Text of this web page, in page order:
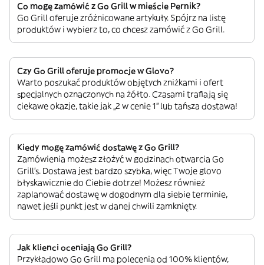
Co mogę zamówić z Go Grill w mieście Pernik?
Go Grill oferuje zróżnicowane artykuły. Spójrz na listę
produktów i wybierz to, co chcesz zamówić z Go Grill.
Czy Go Grill oferuje promocje w Glovo?
Warto poszukać produktów objętych zniżkami i ofert
specjalnych oznaczonych na żółto. Czasami trafiają się
ciekawe okazje, takie jak „2 w cenie 1” lub tańsza dostawa!
Kiedy mogę zamówić dostawę z Go Grill?
Zamówienia możesz złożyć w godzinach otwarcia Go
Grill’s. Dostawa jest bardzo szybka, więc Twoje glovo
błyskawicznie do Ciebie dotrze! Możesz również
zaplanować dostawę w dogodnym dla siebie terminie,
nawet jeśli punkt jest w danej chwili zamknięty.
Jak klienci oceniają Go Grill?
Przykładowo Go Grill ma polecenia od 100% klientów,